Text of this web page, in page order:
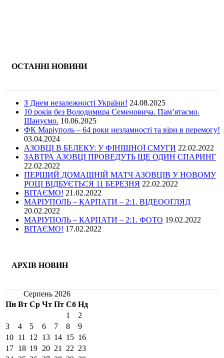
ОСТАННІ НОВИНИ
З Днем незалежності України! 24.08.2025
10 років без Володимира Семеновича. Пам’ятаємо.
Шануємо. 10.06.2025
ФК Маріуполь – 64 роки незламності та віри в перемогу!
03.04.2024
АЗОВЦІ В БЕЛЕКУ: У ФІНІШНОЇ СМУГИ 22.02.2022
ЗАВТРА АЗОВЦІ ПРОВЕДУТЬ ЩЕ ОДИН СПАРИНГ
22.02.2022
ПЕРШИЙ ДОМАШНІЙ МАТЧ АЗОВЦІВ У НОВОМУ
РОЦІ ВІДБУЄТЬСЯ 11 БЕРЕЗНЯ 22.02.2022
ВІТАЄМО! 21.02.2022
МАРІУПОЛЬ – КАРПАТИ – 2:1. ВІДЕООГЛЯД
20.02.2022
МАРІУПОЛЬ – КАРПАТИ – 2:1. ФОТО 19.02.2022
ВІТАЄМО! 17.02.2022
АРХІВ НОВИН
Серпень 2026
Пн Вт Ср Чт Пт Сб Нд
1
2
3
4 5 6 7 8
9
10 11 12 13 14 15 16
17 18 19 20 21 22 23